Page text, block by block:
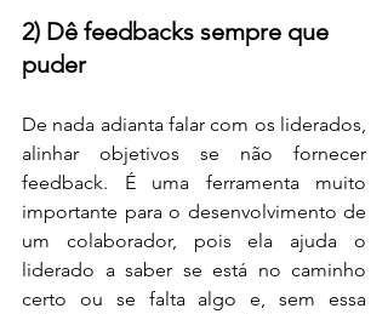
2) Dê feedbacks sempre que
puder
De nada adianta falar com os liderados,
alinhar objetivos se não fornecer
feedback. É uma ferramenta muito
importante para o desenvolvimento de
um colaborador, pois ela ajuda o
liderado a saber se está no caminho
certo ou se falta algo e, sem essa